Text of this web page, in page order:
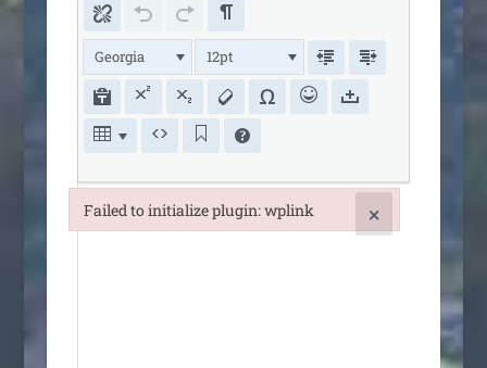
Georgia 12pt
Failed to initialize plugin: wplink ×
Failed to initialize plugin: wplink